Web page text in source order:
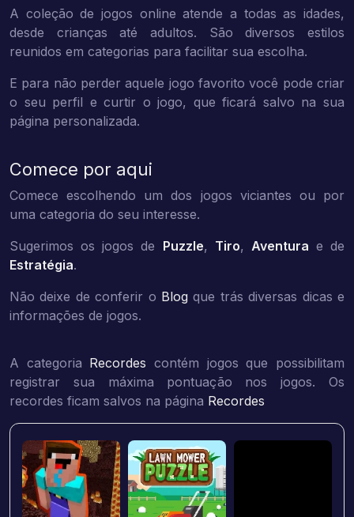
A coleção de jogos online atende a todas as idades,
desde crianças até adultos. São diversos estilos
reunidos em categorias para facilitar sua escolha.
E para não perder aquele jogo favorito você pode criar
o seu perfil e curtir o jogo, que ficará salvo na sua
página personalizada.
Comece por aqui
Comece escolhendo um dos jogos viciantes ou por
uma categoria do seu interesse.
Sugerimos os jogos de Puzzle, Tiro, Aventura e de
Estratégia.
Não deixe de conferir o Blog que trás diversas dicas e
informações de jogos.
A categoria Recordes contém jogos que possibilitam
registrar sua máxima pontuação nos jogos. Os
recordes ficam salvos na página Recordes